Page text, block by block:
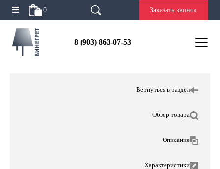
0 Заказать звонок
8 (903) 863-07-53
Вернуться в раздел
Обзор товара
Описание
Характеристики